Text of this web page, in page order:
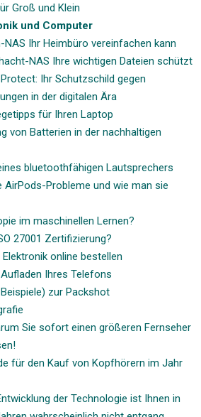
Groß und Klein
und Computer
NAS Ihr Heimbüro vereinfachen kann
NAS Ihre wichtigen Dateien schützt
Ihr Schutzschild gegen
in der digitalen Ära
für Ihren Laptop
von Batterien in der nachhaltigen
bluetoothfähigen Lautsprechers
AirPods-Probleme und wie man sie
im maschinellen Lernen?
27001 Zertifizierung?
online bestellen
Ihres Telefons
zur Packshot
Sie sofort einen größeren Fernseher
für den Kauf von Kopfhörern im Jahr
der Technologie ist Ihnen in